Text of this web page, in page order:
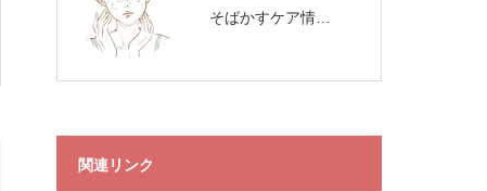
そばかすケア情…
関連リンク